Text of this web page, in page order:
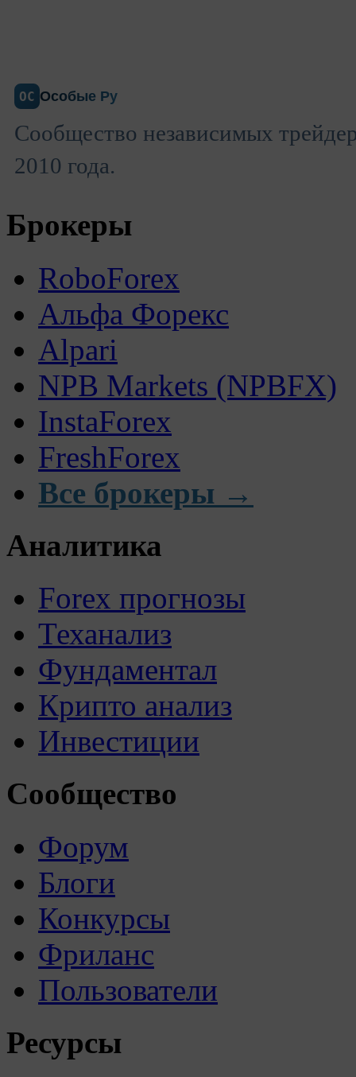
ОС Особые Ру
Сообщество независимых
2010 года.
Брокеры
RoboForex
Альфа Форекс
Alpari
NPB Markets (NPBFX)
InstaForex
FreshForex
Все брокеры →
Аналитика
Forex прогнозы
Теханализ
Фундаментал
Крипто анализ
Инвестиции
Сообщество
Форум
Блоги
Конкурсы
Фриланс
Пользователи
Ресурсы